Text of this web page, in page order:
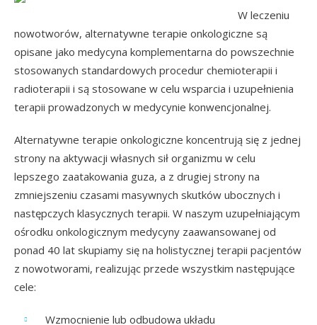
W leczeniu
nowotworów, alternatywne terapie onkologiczne są
opisane jako medycyna komplementarna do powszechnie
stosowanych standardowych procedur chemioterapii i
radioterapii i są stosowane w celu wsparcia i uzupełnienia
terapii prowadzonych w medycynie konwencjonalnej.
Alternatywne terapie onkologiczne koncentrują się z jednej
strony na aktywacji własnych sił organizmu w celu
lepszego zaatakowania guza, a z drugiej strony na
zmniejszeniu czasami masywnych skutków ubocznych i
następczych klasycznych terapii. W naszym uzupełniającym
ośrodku onkologicznym medycyny zaawansowanej od
ponad 40 lat skupiamy się na holistycznej terapii pacjentów
z nowotworami, realizując przede wszystkim następujące
cele:
Wzmocnienie lub odbudowa układu